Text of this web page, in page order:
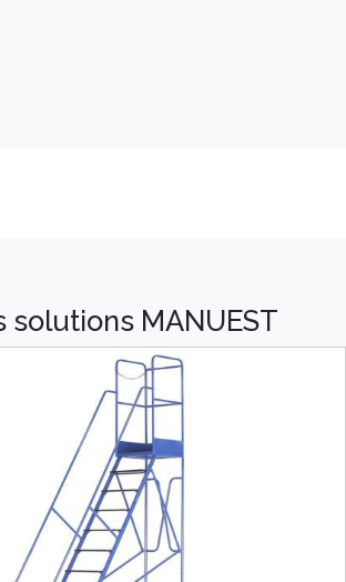
solutions MANUEST